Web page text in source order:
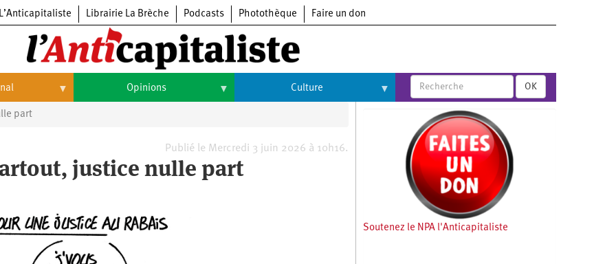
L’Anticapitaliste Librairie La Brèche Podcasts Photothèque Faire un don
Opinions Culture
Arts
OK
part
Publié le Mercredi 3 juin 2026 à 10h16.
justice nulle part
Soutenez le NPA l'Anticapitaliste